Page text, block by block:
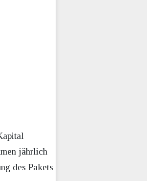
jährlich
des Pakets